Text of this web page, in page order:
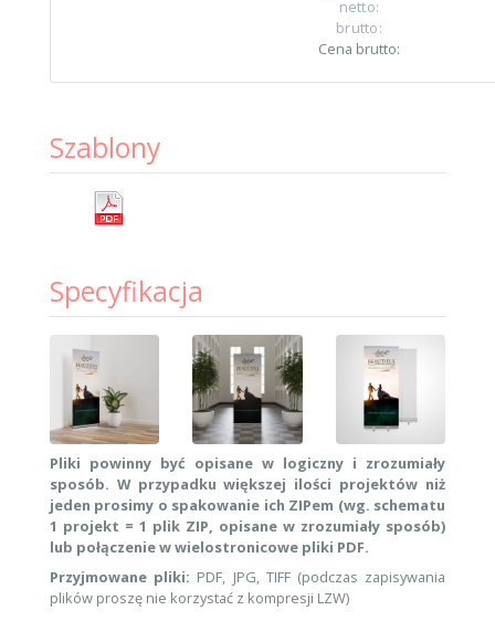
netto:
brutto:
Cena brutto:
Szablony
Specyfikacja
Pliki powinny być opisane w logiczny i zrozumiały
sposób. W przypadku większej ilości projektów niż
jeden prosimy o spakowanie ich ZIPem (wg. schematu
1 projekt = 1 plik ZIP, opisane w zrozumiały sposób)
lub połączenie w wielostronicowe pliki PDF.
Przyjmowane pliki: PDF, JPG, TIFF (podczas zapisywania
plików proszę nie korzystać z kompresji LZW)